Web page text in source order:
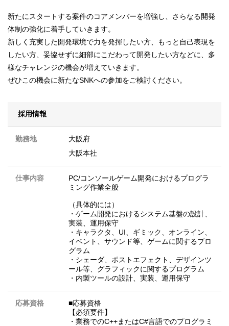
新たにスタートする案件のコアメンバーを増強し、さらなる開発
体制の強化に着手していきます。
新しく充実した開発環境で力を発揮したい方、もっと自己表現を
したい方、妥協せずに細部にこだわって開発したい方などに、多
様なチャレンジの機会が増えていきます。
ぜひこの機会に新たなSNKへの参加をご検討ください。
採用情報
勤務地
大阪府
大阪本社
仕事内容
PC/コンソールゲーム開発におけるプログラ
ミング作業全般
（具体的には）
・ゲーム開発におけるシステム基盤の設計、
実装、運用保守
・キャラクタ、UI、ギミック、オンライン、
イベント、サウンド等、ゲームに関するプロ
グラム
・シェーダ、ポストエフェクト、デザインツ
ール等、グラフィックに関するプログラム
・内製ツールの設計、実装、運用保守
応募資格
■応募資格
【必須要件】
・業務でのC++またはC#言語でのプログラミ